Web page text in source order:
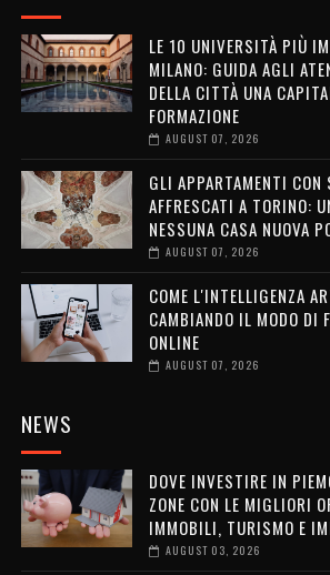
LE 10 UNIVERSITÀ PIÙ
MILANO: GUIDA AGLI
DELLA CITTÀ UNA
FORMAZIONE
AUGUST 07, 2026
GLI APPARTAMENTI CON
AFFRESCATI A TORINO:
NESSUNA CASA NUOVA
AUGUST 07, 2026
COME L'INTELLIGENZA
CAMBIANDO IL MODO DI
ONLINE
AUGUST 07, 2026
NEWS
DOVE INVESTIRE IN
ZONE CON LE MIGLIORI
IMMOBILI, TURISMO E
AUGUST 03, 2026